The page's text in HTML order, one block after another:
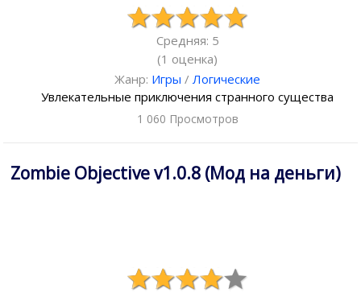
Средняя: 5
(1 оценка)
Жанр: Игры /Логические
Увлекательные приключения странного существа
1 060 Просмотров
Zombie Objective v1.0.8 (Мод на деньги)